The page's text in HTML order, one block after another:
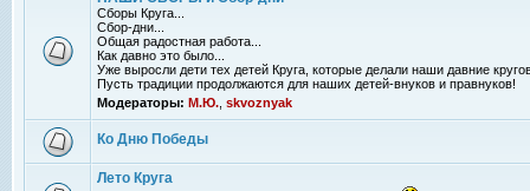
Сборы Круга...
Сбор-дни...
Общая радостная работа...
Как давно это было...
Уже выросли дети тех детей Круга, которые делали наши давние
Пусть традиции продолжаются для наших детей-внуков и правнуков!
Модераторы: М.Ю. skvoznyak
Ко Дню Победы
Лето Круга